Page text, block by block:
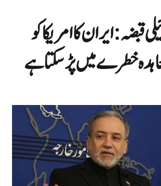
قبضہ: ایران کا امریکا کو
خطرے میں پڑ سکتا ہے